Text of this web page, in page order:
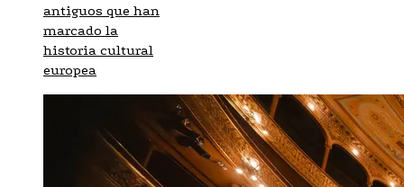
antiguos que han
marcado la
historia cultural
europea